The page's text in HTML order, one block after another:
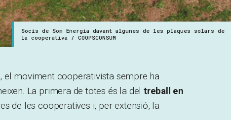
Socis de Som Energia davant algunes de les plaques solars de
la cooperativa / COOPSCONSUM
el moviment cooperativista sempre ha
La primera de totes és la del treball en
de les cooperatives i, per extensió, la